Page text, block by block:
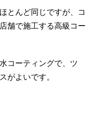
とんど同じですが、コ
舗で施工する高級コー
コーティングで、ツ
がよいです。